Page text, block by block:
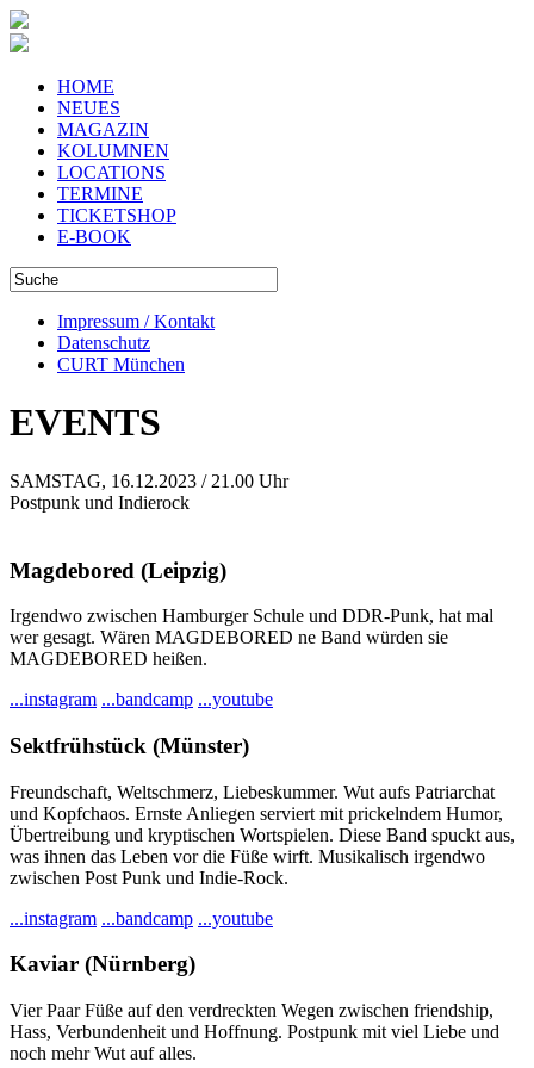
HOME
NEUES
MAGAZIN
KOLUMNEN
LOCATIONS
TERMINE
TICKETSHOP
E-BOOK
Impressum / Kontakt
Datenschutz
CURT München
EVENTS
SAMSTAG, 16.12.2023 / 21.00 Uhr
Postpunk und Indierock
Magdebored (Leipzig)
Irgendwo zwischen Hamburger Schule und DDR-Punk, hat mal
wer gesagt. Wären MAGDEBORED ne Band würden sie
MAGDEBORED heißen.
...instagram ...bandcamp ...youtube
Sektfrühstück (Münster)
Freundschaft, Weltschmerz, Liebeskummer. Wut aufs Patriarchat
und Kopfchaos. Ernste Anliegen serviert mit prickelndem Humor,
Übertreibung und kryptischen Wortspielen. Diese Band spuckt aus,
was ihnen das Leben vor die Füße wirft. Musikalisch irgendwo
zwischen Post Punk und Indie-Rock.
...instagram ...bandcamp ...youtube
Kaviar (Nürnberg)
Vier Paar Füße auf den verdreckten Wegen zwischen friendship,
Hass, Verbundenheit und Hoffnung. Postpunk mit viel Liebe und
noch mehr Wut auf alles.